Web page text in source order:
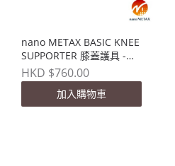
nano METAX BASIC KNEE
SUPPORTER 膝蓋護具 -
FIT TYPE
HKD $760.00
加入購物車